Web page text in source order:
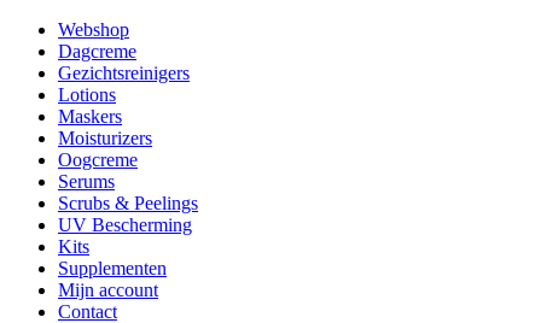
Webshop
Dagcreme
Gezichtsreinigers
Lotions
Maskers
Moisturizers
Oogcreme
Serums
Scrubs & Peelings
UV Bescherming
Kits
Supplementen
Mijn account
Contact